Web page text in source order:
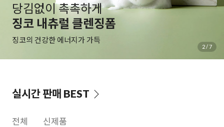
당김없이 촉촉하게
징코 내츄럴 클렌징폼
징코의 건강한 에너지가 가득
3/7
실시간 판매 BEST
전체 신제품